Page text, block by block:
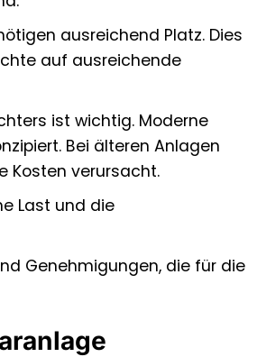
ausreichend Platz. Dies
auf ausreichende
ist wichtig. Moderne
Bei älteren Anlagen
Kosten verursacht.
Last und die
Genehmigungen, die für die